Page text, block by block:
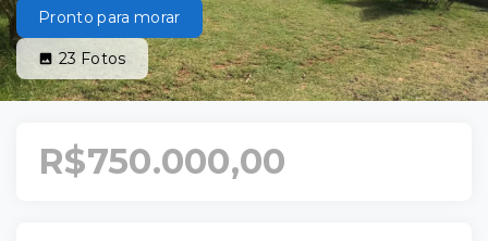
Pronto para morar
23 Fotos
R$750.000,00